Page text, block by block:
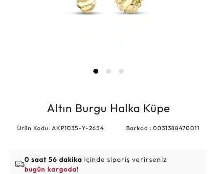
Altın Burgu Halka Küpe
Ürün Kodu: AKP1035-Y-2654 Barkod : 0031388470011
0 saat 56 dakika içinde sipariş verirseniz
bugün kargoda!